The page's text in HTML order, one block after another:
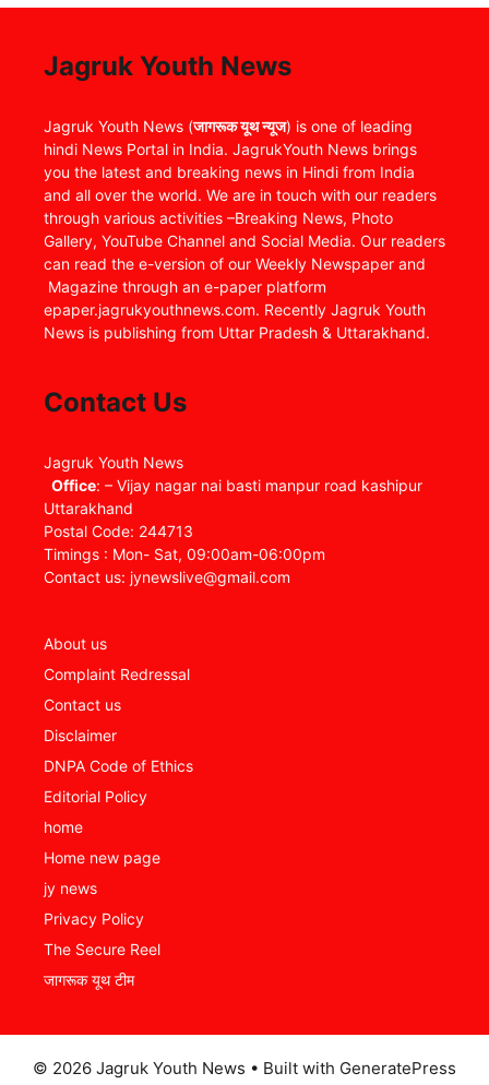
Jagruk Youth News
Jagruk Youth News (जागरूक यूथ न्यूज) is one of leading
hindi News Portal in India. JagrukYouth News brings
you the latest and breaking news in Hindi from India
and all over the world. We are in touch with our readers
through various activities –Breaking News, Photo
Gallery, YouTube Channel and Social Media. Our readers
can read the e-version of our Weekly Newspaper and
Magazine through an e-paper platform
epaper.jagrukyouthnews.com. Recently Jagruk Youth
News is publishing from Uttar Pradesh & Uttarakhand.
Contact Us
Jagruk Youth News
Office: – Vijay nagar nai basti manpur road kashipur
Uttarakhand
Postal Code: 244713
Timings : Mon- Sat, 09:00am-06:00pm
Contact us: jynewslive@gmail.com
About us
Complaint Redressal
Contact us
Disclaimer
DNPA Code of Ethics
Editorial Policy
home
Home new page
jy news
Privacy Policy
The Secure Reel
जागरूक यूथ टीम
© 2026 Jagruk Youth News • Built with GeneratePress